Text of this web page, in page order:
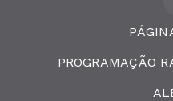
PROGRAMAÇÃO